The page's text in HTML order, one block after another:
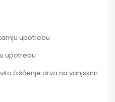
upotrebu
upotrebu
čišćenje drva na vanjskim